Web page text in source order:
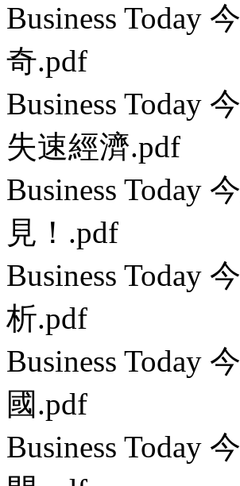
Business Today
奇.pdf
Business Today
失速經濟.pdf
Business Today
見！.pdf
Business Today
析.pdf
Business Today
國.pdf
Business Today